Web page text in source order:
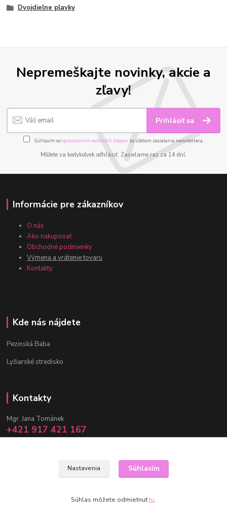
Dvojdielne plavky
Nepremeškajte novinky, akcie a
zľavy!
Prihlásiť sa
Súhlasím sospracovaním osobných údajov za účelom zasielania newslettera.
Môžete sa kedykoľvek odhlásiť. Zasielame raz za 14 dní.
Informácie pre zákazníkov
O nás
Ako nakupovať
Obchodné podmienky
Výmena a vrátenie tovaru
Kontakty
Kde nás nájdete
Pezinská Baba
Lyžiarské stredisko
Kontakty
Mgr. Jana Tománek
+421 917 421 167
(Po-Pia, 10 -17 hod.)
Nastavenia Súhlasím
Súhlas môžete odmietnuťtu.